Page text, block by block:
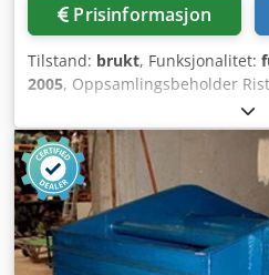
Prisinformasjon
Tilstand: brukt, Funksjonalitet:
2005, Oppsamlingsbeholder
Transportbånd, 12 m, med
Szrefx Akcskr